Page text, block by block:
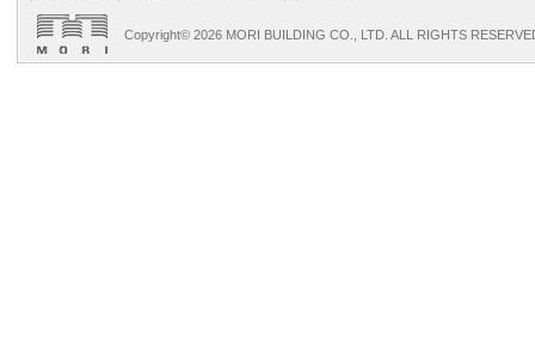
Copyright© 2026 MORI BUILDING CO., LTD. ALL RIGHTS